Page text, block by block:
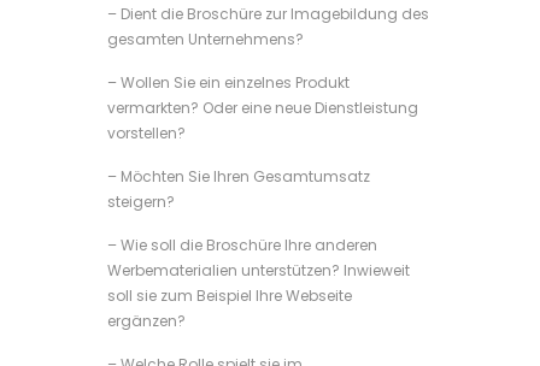
– Dient die Broschüre zur Imagebildung des
gesamten Unternehmens?
– Wollen Sie ein einzelnes Produkt
vermarkten? Oder eine neue Dienstleistung
vorstellen?
– Möchten Sie Ihren Gesamtumsatz
steigern?
– Wie soll die Broschüre Ihre anderen
Werbematerialien unterstützen? Inwieweit
soll sie zum Beispiel Ihre Webseite
ergänzen?